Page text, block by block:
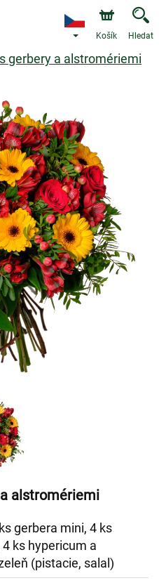
Košík Hledat
gerbery a alstromériemi
alstromériemi
gerbera mini, 4 ks
ks hypericum a
(pistacie, salal)